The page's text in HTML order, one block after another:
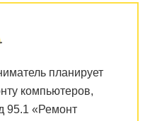
планирует
компьютеров,
95.1 «Ремонт